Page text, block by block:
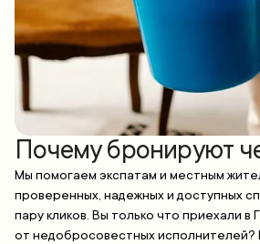
Почему бронируют
Мы помогаем экспатам и местным
проверенных, надежных и доступных
пару кликов. Вы только что приехали в
от недобросовестных